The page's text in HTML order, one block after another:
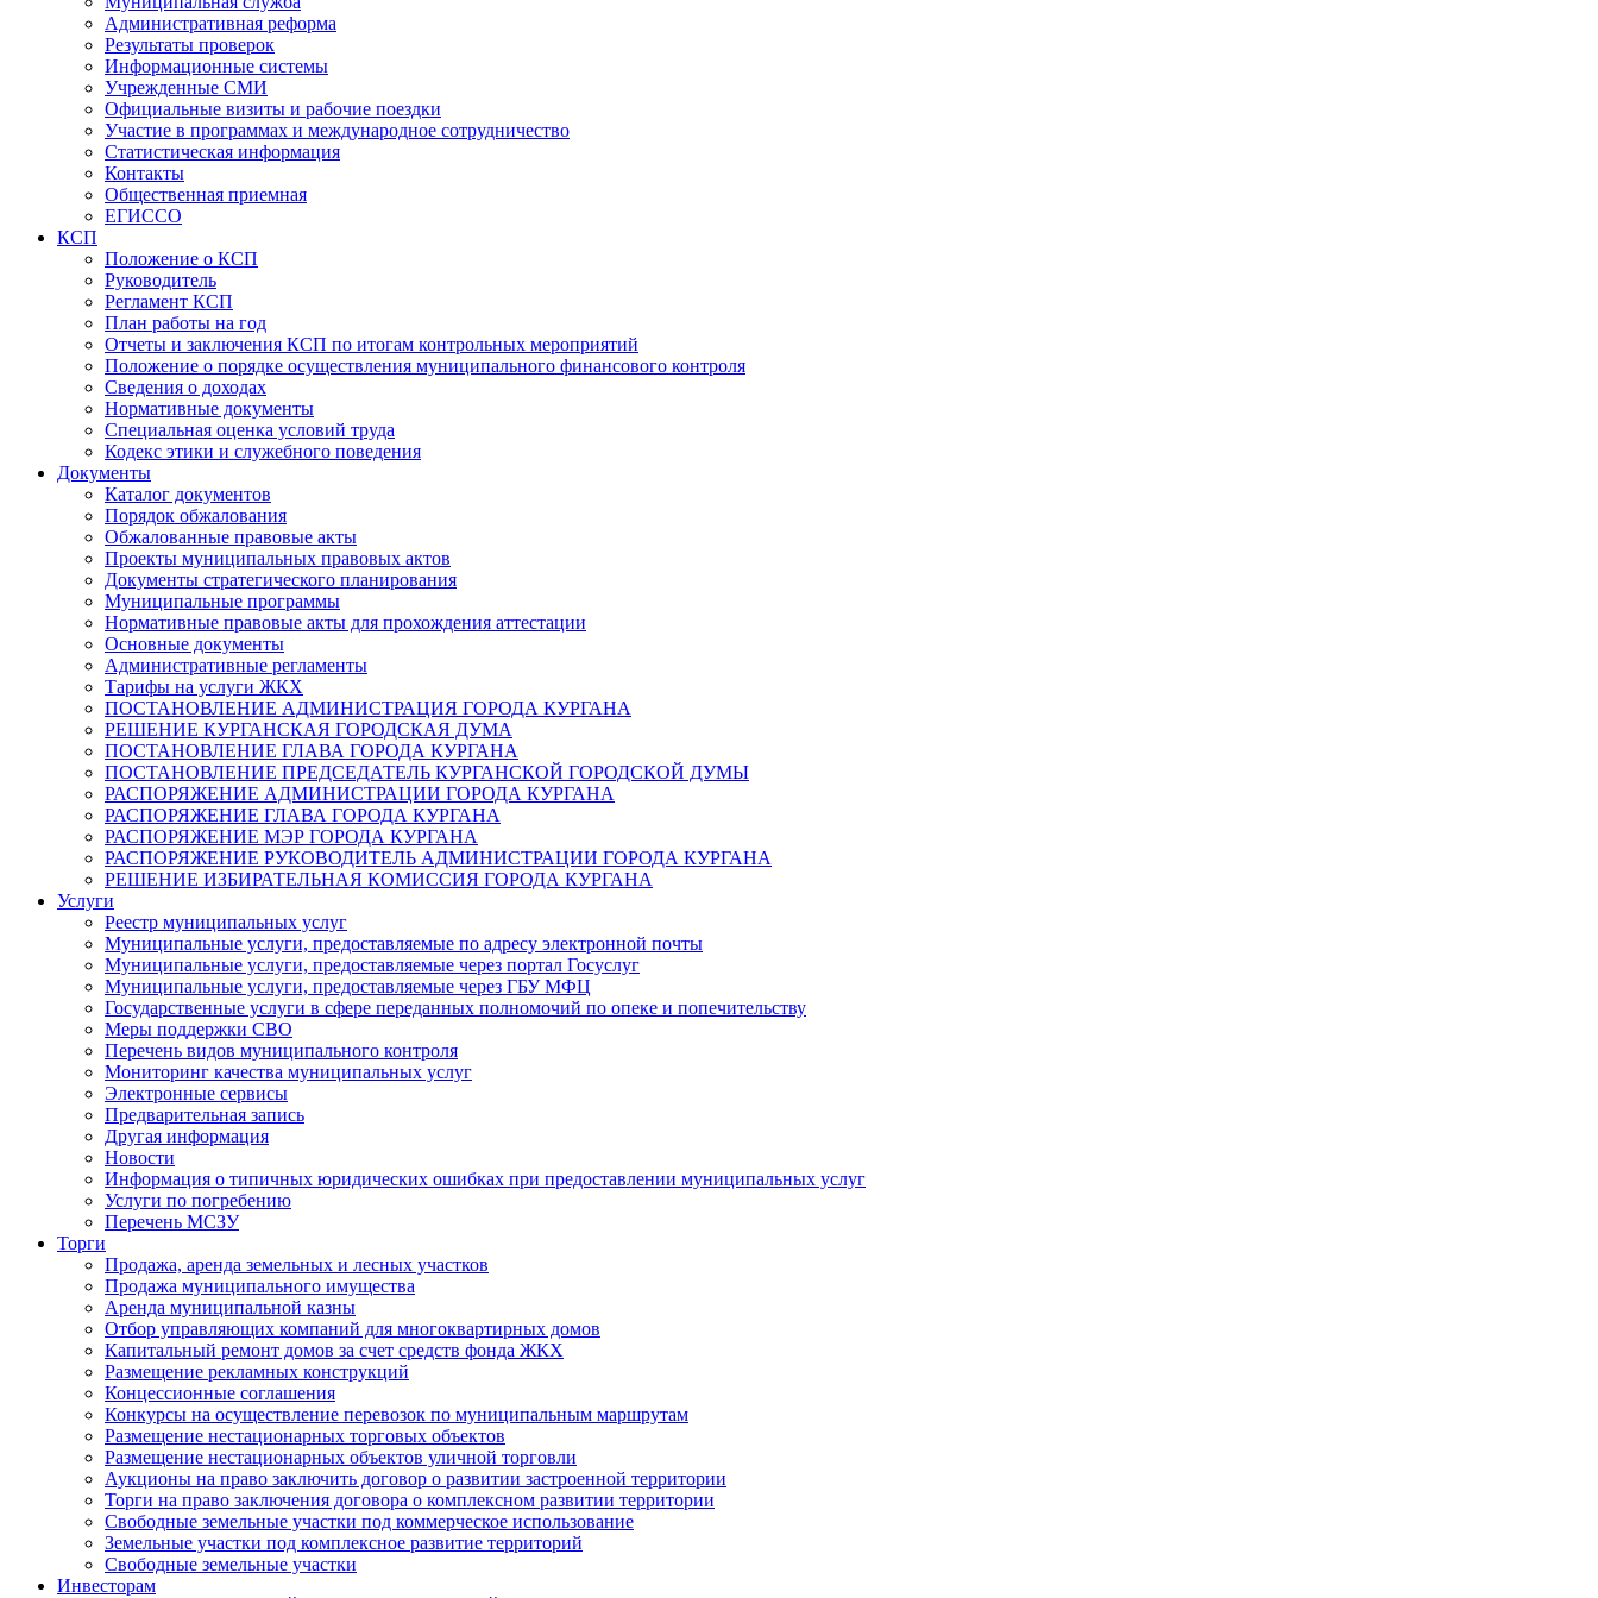
Административная реформа
Результаты проверок
Информационные системы
Учрежденные СМИ
Официальные визиты и рабочие поездки
Участие в программах и международное сотрудничество
Статистическая информация
Контакты
Общественная приемная
ЕГИССО
КСП
Положение о КСП
Руководитель
Регламент КСП
План работы на год
Отчеты и заключения КСП по итогам контрольных мероприятий
Положение о порядке осуществления муниципального финансового контроля
Сведения о доходах
Нормативные документы
Специальная оценка условий труда
Кодекс этики и служебного поведения
Документы
Каталог документов
Порядок обжалования
Обжалованные правовые акты
Проекты муниципальных правовых актов
Документы стратегического планирования
Муниципальные программы
Нормативные правовые акты для прохождения аттестации
Основные документы
Административные регламенты
Тарифы на услуги ЖКХ
ПОСТАНОВЛЕНИЕ АДМИНИСТРАЦИЯ ГОРОДА КУРГАНА
РЕШЕНИЕ КУРГАНСКАЯ ГОРОДСКАЯ ДУМА
ПОСТАНОВЛЕНИЕ ГЛАВА ГОРОДА КУРГАНА
ПОСТАНОВЛЕНИЕ ПРЕДСЕДАТЕЛЬ КУРГАНСКОЙ ГОРОДСКОЙ ДУМЫ
РАСПОРЯЖЕНИЕ АДМИНИСТРАЦИИ ГОРОДА КУРГАНА
РАСПОРЯЖЕНИЕ ГЛАВА ГОРОДА КУРГАНА
РАСПОРЯЖЕНИЕ МЭР ГОРОДА КУРГАНА
РАСПОРЯЖЕНИЕ РУКОВОДИТЕЛЬ АДМИНИСТРАЦИИ ГОРОДА КУРГАНА
РЕШЕНИЕ ИЗБИРАТЕЛЬНАЯ КОМИССИЯ ГОРОДА КУРГАНА
Услуги
Реестр муниципальных услуг
Муниципальные услуги, предоставляемые по адресу электронной почты
Муниципальные услуги, предоставляемые через портал Госуслуг
Муниципальные услуги, предоставляемые через ГБУ МФЦ
Государственные услуги в сфере переданных полномочий по опеке и попечительству
Меры поддержки СВО
Перечень видов муниципального контроля
Мониторинг качества муниципальных услуг
Электронные сервисы
Предварительная запись
Другая информация
Новости
Информация о типичных юридических ошибках при предоставлении муниципальных услуг
Услуги по погребению
Перечень МСЗУ
Торги
Продажа, аренда земельных и лесных участков
Продажа муниципального имущества
Аренда муниципальной казны
Отбор управляющих компаний для многоквартирных домов
Капитальный ремонт домов за счет средств фонда ЖКХ
Размещение рекламных конструкций
Концессионные соглашения
Конкурсы на осуществление перевозок по муниципальным маршрутам
Размещение нестационарных торговых объектов
Размещение нестационарных объектов уличной торговли
Аукционы на право заключить договор о развитии застроенной территории
Торги на право заключения договора о комплексном развитии территории
Свободные земельные участки под коммерческое использование
Земельные участки под комплексное развитие территорий
Свободные земельные участки
Инвесторам